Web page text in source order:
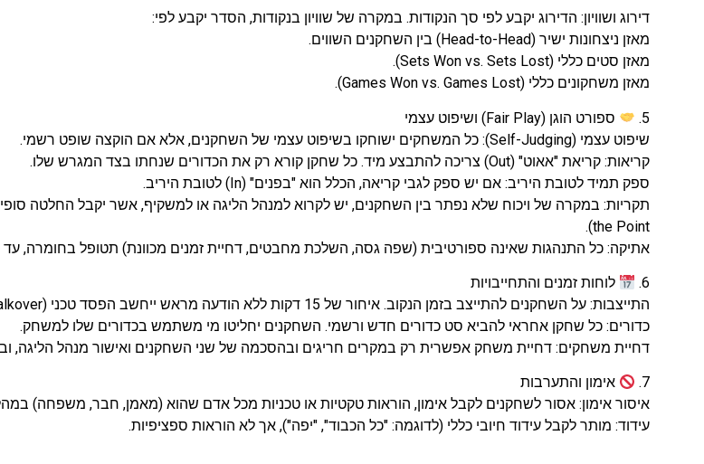
דירוג ושוויון: הדירוג יקבע לפי סך הנקודות. במקרה של שוויון בנקודות, הסדר יקבע לפי:
מאזן ניצחונות ישיר (Head-to-Head) בין השחקנים השווים.
מאזן סטים כללי (Sets Won vs. Sets Lost).
מאזן משחקונים כללי (Games Won vs. Games Lost).
5.
ספורט הוגן (Fair Play) ושיפוט עצמי
שיפוט עצמי (Self-Judging): כל המשחקים ישוחקו בשיפוט עצמי של השחקנים, אלא אם הוקצה שופט רשמי.
קריאות: קריאת "אאוט" (Out) צריכה להתבצע מיד. כל שחקן קורא רק את הכדורים שנחתו בצד המגרש שלו.
ספק תמיד לטובת היריב: אם יש ספק לגבי קריאה, הכלל הוא "בפנים" (In) לטובת היריב.
the Point).
אתיקה: כל התנהגות שאינה ספורטיבית (שפה גסה, השלכת מחבטים, דחיית זמנים מכוונת) תטופל בחומרה,
6.
לוחות זמנים והתחייבויות
התייצבות: על השחקנים להתייצב בזמן הנקוב. איחור של 15 דקות ללא הודעה מראש ייחשב הפסד טכני (Walkover).
כדורים: כל שחקן אחראי להביא סט כדורים חדש ורשמי. השחקנים יחליטו מי משתמש בכדורים שלו למשחק.
דחיית משחקים: דחיית משחק אפשרית רק במקרים חריגים ובהסכמה של שני השחקנים ואישור מנהל הליגה,
7.
אימון והתערבות
איסור אימון: אסור לשחקנים לקבל אימון, הוראות טקטיות או טכניות מכל אדם שהוא (מאמן, חבר, משפחה)
עידוד: מותר לקבל עידוד חיובי כללי (לדוגמה: "כל הכבוד", "יפה"), אך לא הוראות ספציפיות.